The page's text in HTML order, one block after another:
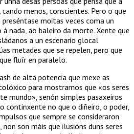
menos, conscientes. Pero o que
moitas veces coma un
nada, ao baleiro da morte. Xente que
a un escenario glocal
metades que se repelen, pero que
fluír en paralelo.
de alta potencia que mexe as
para mostrarnos que «os seres
mundo», senón simples pasaxeiros
continxente no que o diñeiro, o poder,
que sempre se consideraron
son máis que ilusións duns seres